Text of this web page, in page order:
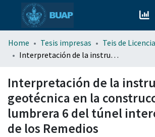
menu.section.about_menu
Home Tesis impresas
Teis de
Interpretación de la instrumentación geotécnica en la construcción de la lumbrera 6 del túnel interceptor río de los Remedios
Interpretación de la
geotécnica en la
lumbrera 6 del túnel
de los Remedios